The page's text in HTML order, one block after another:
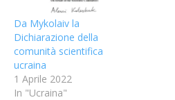
Da Mykolaiv la
Dichiarazione della
comunità scientifica
ucraina
1 Aprile 2022
In "Ucraina"